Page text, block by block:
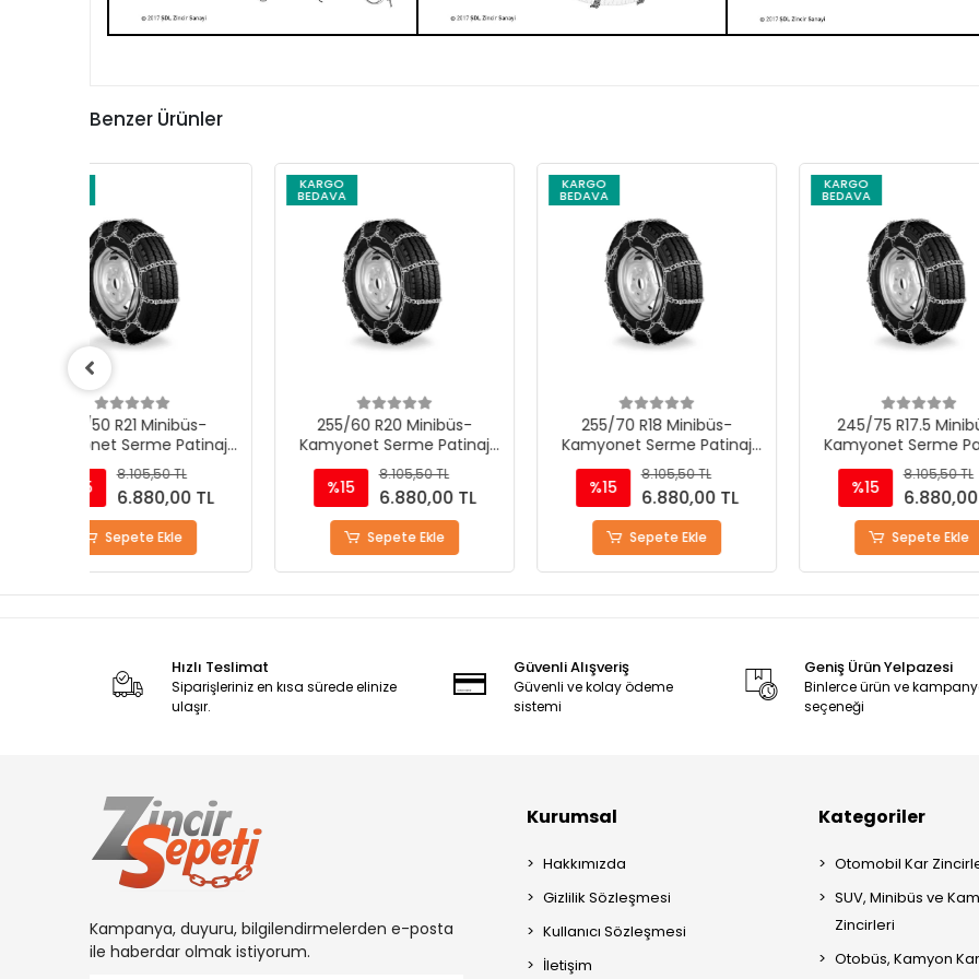
Benzer Ürünler
255/60 R20 Minibüs-
Kamyonet Serme Patinaj
Zinciri - M220
%15
6.880,00 TL
255/70 R18 Minibüs-
Kamyonet Serme Patinaj
Zinciri - M220
%15
6.880,00 TL
245/75 R17.5 Minibüs-
Kamyonet Serme Patinaj
Zinciri - M220
%15
6.880,00 TL
225/95
%15
Hızlı Teslimat
Siparişleriniz en kısa sürede elinize
ulaşır.
Güvenli Alışveriş
Güvenli ve kolay ödeme
sistemi
Geniş Ürün Yelpazesi
Binlerce ürün ve
seçeneği
Kampanya, duyuru, bilgilendirmelerden e-posta
ile haberdar olmak istiyorum.
Kurumsal
Hakkımızda
Gizlilik Sözleşmesi
Kullanıcı Sözleşmesi
İletişim
Kategoriler
Otomobil Kar
SUV, Minibüs ve
Zincirleri
Otobüs, Kamyon